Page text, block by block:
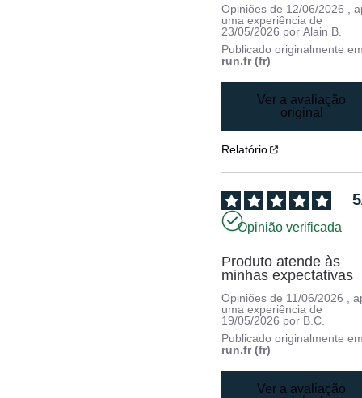
Opiniões de 12/06/2026
,
uma experiência de
23/05/2026 porAlain B.
Publicado originalmente
run.fr (fr)
Ver a avaliação
original
Relatório
5
Opinião verificada
Produto atende às
minhas expectativas
Opiniões de 11/06/2026 ,
uma experiência de
19/05/2026 por B.C.
Publicado originalmente
run.fr (fr)
Ver a avaliação